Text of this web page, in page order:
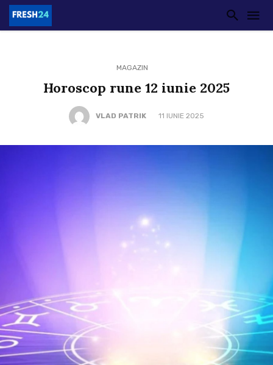
MAGAZIN
Horoscop rune 12 iunie 2025
VLAD PATRIK 11 IUNIE 2025